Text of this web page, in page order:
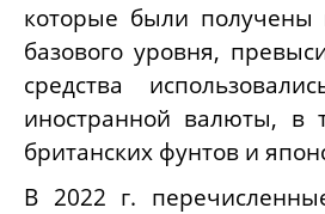
которые были
базового уровня,
средства
иностранной валюты, в
британских фунтов и
В 2022 г.